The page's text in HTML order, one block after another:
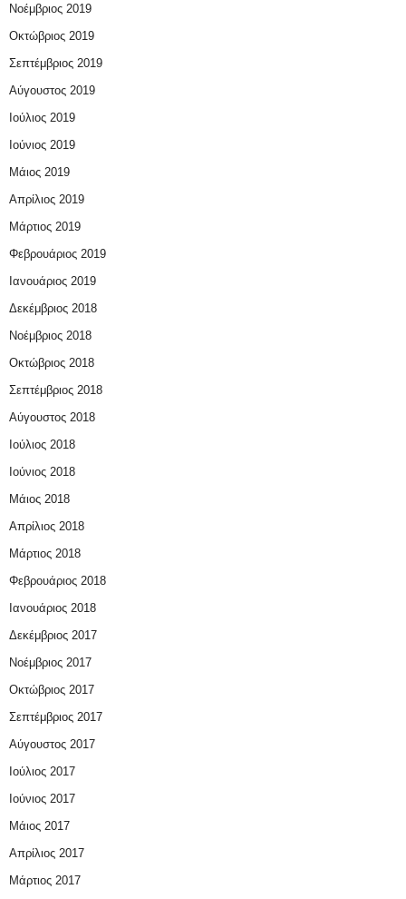
Νοέμβριος 2019
Οκτώβριος 2019
Σεπτέμβριος 2019
Αύγουστος 2019
Ιούλιος 2019
Ιούνιος 2019
Μάιος 2019
Απρίλιος 2019
Μάρτιος 2019
Φεβρουάριος 2019
Ιανουάριος 2019
Δεκέμβριος 2018
Νοέμβριος 2018
Οκτώβριος 2018
Σεπτέμβριος 2018
Αύγουστος 2018
Ιούλιος 2018
Ιούνιος 2018
Μάιος 2018
Απρίλιος 2018
Μάρτιος 2018
Φεβρουάριος 2018
Ιανουάριος 2018
Δεκέμβριος 2017
Νοέμβριος 2017
Οκτώβριος 2017
Σεπτέμβριος 2017
Αύγουστος 2017
Ιούλιος 2017
Ιούνιος 2017
Μάιος 2017
Απρίλιος 2017
Μάρτιος 2017